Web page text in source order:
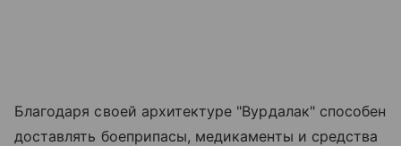
Благодаря своей архитектуре "Вурдалак" способен
доставлять боеприпасы, медикаменты и средства